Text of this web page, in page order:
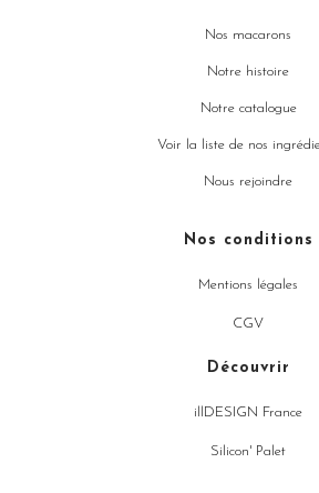
Nos macarons
Notre histoire
Notre catalogue
Voir la liste de nos
Nous rejoindre
Nos conditions
Mentions légales
CGV
Découvrir
illDESIGN France
Silicon' Palet